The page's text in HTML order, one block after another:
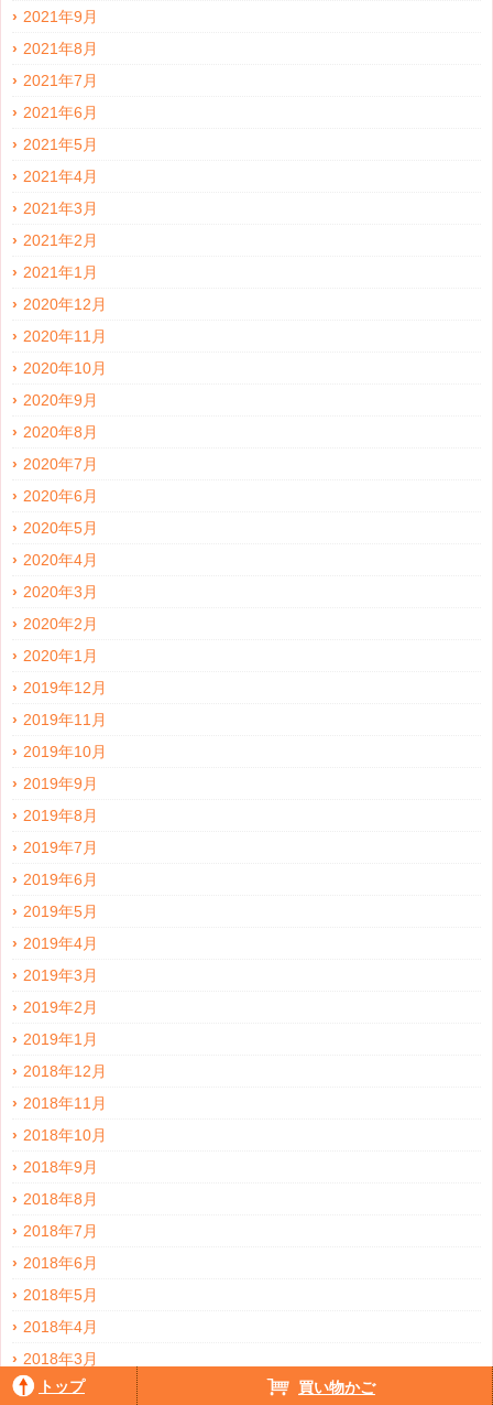
2021年9月
2021年8月
2021年7月
2021年6月
2021年5月
2021年4月
2021年3月
2021年2月
2021年1月
2020年12月
2020年11月
2020年10月
2020年9月
2020年8月
2020年7月
2020年6月
2020年5月
2020年4月
2020年3月
2020年2月
2020年1月
2019年12月
2019年11月
2019年10月
2019年9月
2019年8月
2019年7月
2019年6月
2019年5月
2019年4月
2019年3月
2019年2月
2019年1月
2018年12月
2018年11月
2018年10月
2018年9月
2018年8月
2018年7月
2018年6月
2018年5月
2018年4月
2018年3月
2018年2月
トップ 買い物かご